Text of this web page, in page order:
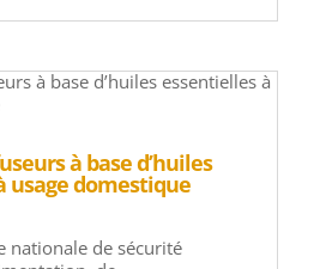
à base d’huiles
usage domestique
nationale de sécurité